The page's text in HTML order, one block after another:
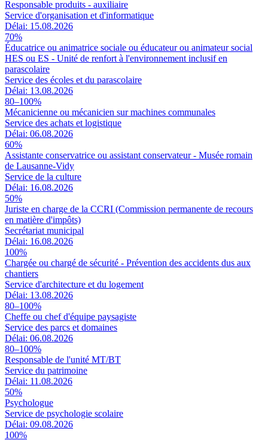
Responsable produits - auxiliaire
Service d'organisation et d'informatique
Délai: 15.08.2026
70%
Éducatrice ou animatrice sociale ou éducateur ou animateur social
HES ou ES - Unité de renfort à l'environnement inclusif en
parascolaire
Service des écoles et du parascolaire
Délai: 13.08.2026
80–100%
Mécanicienne ou mécanicien sur machines communales
Service des achats et logistique
Délai: 06.08.2026
60%
Assistante conservatrice ou assistant conservateur - Musée romain
de Lausanne-Vidy
Service de la culture
Délai: 16.08.2026
50%
Juriste en charge de la CCRI (Commission permanente de recours
en matière d'impôts)
Secrétariat municipal
Délai: 16.08.2026
100%
Chargée ou chargé de sécurité - Prévention des accidents dus aux
chantiers
Service d'architecture et du logement
Délai: 13.08.2026
80–100%
Cheffe ou chef d'équipe paysagiste
Service des parcs et domaines
Délai: 06.08.2026
80–100%
Responsable de l'unité MT/BT
Service du patrimoine
Délai: 11.08.2026
50%
Psychologue
Service de psychologie scolaire
Délai: 09.08.2026
100%